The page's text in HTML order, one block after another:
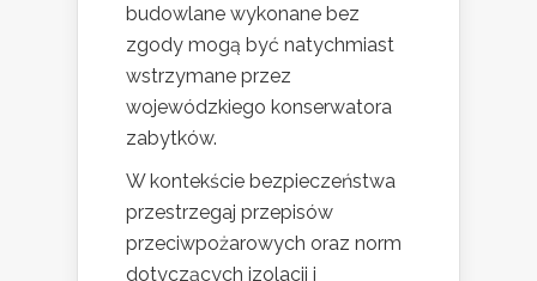
budowlane wykonane bez
zgody mogą być natychmiast
wstrzymane przez
wojewódzkiego konserwatora
zabytków.
W kontekście bezpieczeństwa
przestrzegaj przepisów
przeciwpożarowych oraz norm
dotyczących izolacji i